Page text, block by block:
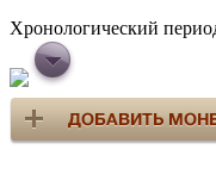
Хронологический